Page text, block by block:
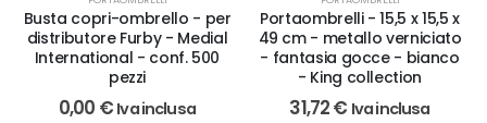
Busta copri-ombrello - per
distributore Furby - Medial
International - conf. 500
pezzi
0,00 € Iva inclusa
Portaombrelli - 15,5 x 15,5 x
49 cm - metallo verniciato
- fantasia gocce - bianco
- King collection
31,72€ Iva inclusa